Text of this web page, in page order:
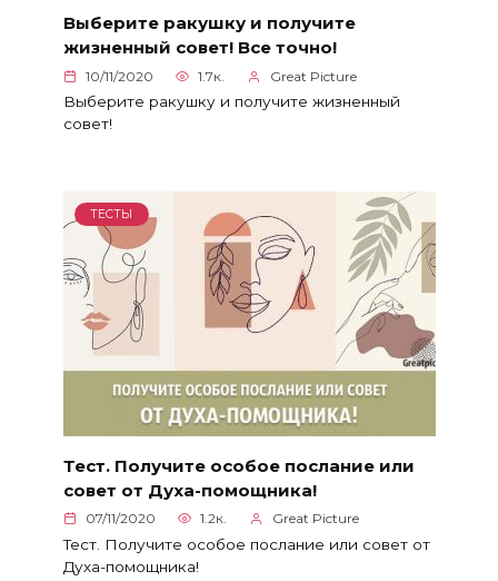
Выберите ракушку и получите
жизненный совет! Все точно!
10/11/2020 1.7к. Great Picture
Выберите ракушку и получите жизненный
совет!
ТЕСТЫ
Тест. Получите особое послание или
совет от Духа-помощника!
07/11/2020 1.2к. Great Picture
Тест. Получите особое послание или совет от
Духа-помощника!